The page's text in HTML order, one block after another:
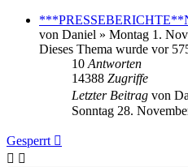
von Daniel » Montag 1.
Dieses Thema wurde vor
10 Antworten
14388 Zugriffe
Letzter Beitrag von
Sonntag 28.
Gesperrt